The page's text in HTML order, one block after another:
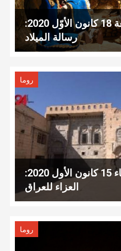
عناوين نشرة الجمعة 18 كانون الأوّل 2020:
رسالة الميلاد
روما
عناوين نشرة الثلاثاء 15 كانون الأول 2020:
العزاء للعراق
روما